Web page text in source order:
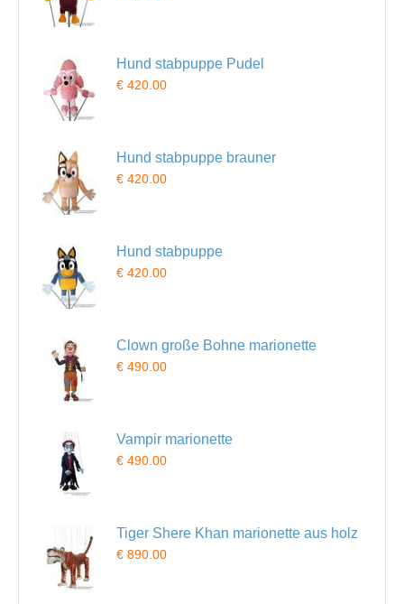
Hund stabpuppe Pudel
€ 420.00
Hund stabpuppe brauner
€ 420.00
Hund stabpuppe
€ 420.00
Clown große Bohne marionette
€ 490.00
Vampir marionette
€ 490.00
Tiger Shere Khan marionette aus holz
€ 890.00